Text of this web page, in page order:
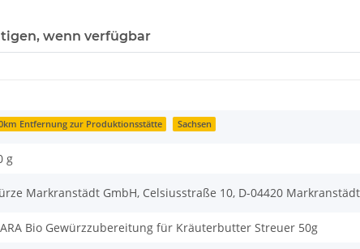
wenn verfügbar
Entfernung zur Produktionsstätte Sachsen
g
Markranstädt GmbH, Celsiusstraße 10, D-04420 Markranstädt
Bio Gewürzzubereitung für Kräuterbutter Streuer 50g